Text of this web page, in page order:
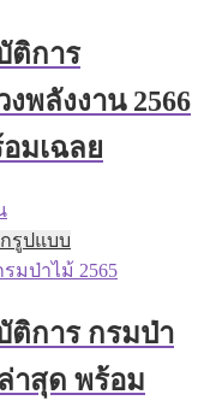
options
be
chosen
on
the
ติการ
พลังงาน 2566
มเฉลย
กรูปแบบ
product
has
variants.
The
options
may
การ กรมป่า
าสุด พร้อม